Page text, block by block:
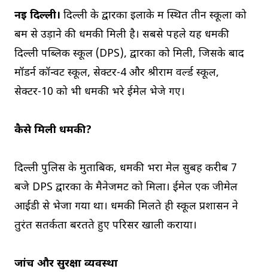
नई दिल्ली। दिल्ली के द्वारका इलाके में स्थित तीन स्कूलों को
बम से उड़ाने की धमकी मिली है। सबसे पहले यह धमकी
दिल्ली पब्लिक स्कूल (DPS), द्वारका को मिली, जिसके बाद
मॉडर्न कॉन्वेंट स्कूल, सेक्टर-4 और श्रीराम वर्ल्ड स्कूल,
सेक्टर-10 को भी धमकी भरे ईमेल भेजे गए।
कैसे मिली धमकी?
दिल्ली पुलिस के मुताबिक, धमकी भरा मेल सुबह करीब 7
बजे DPS द्वारका के मैनेजमेंट को मिला। ईमेल एक जीमेल
आईडी से भेजा गया था। धमकी मिलते ही स्कूल प्रशासन ने
तुरंत सतर्कता बरतते हुए परिसर खाली कराया।
जांच और सुरक्षा व्यवस्था